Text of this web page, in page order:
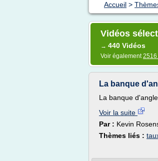
Accueil >
Vidéos
→ 440 Vidéos
Voir également2516
La banque
La banque
Voir la suite
Par : Kevin
Thèmes liés :